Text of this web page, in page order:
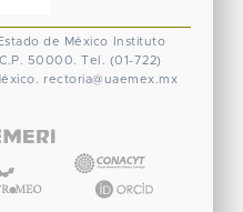
de México
Instituto
C.P. 50000. Tel. (01-722)
rectoria@uaemex.mx